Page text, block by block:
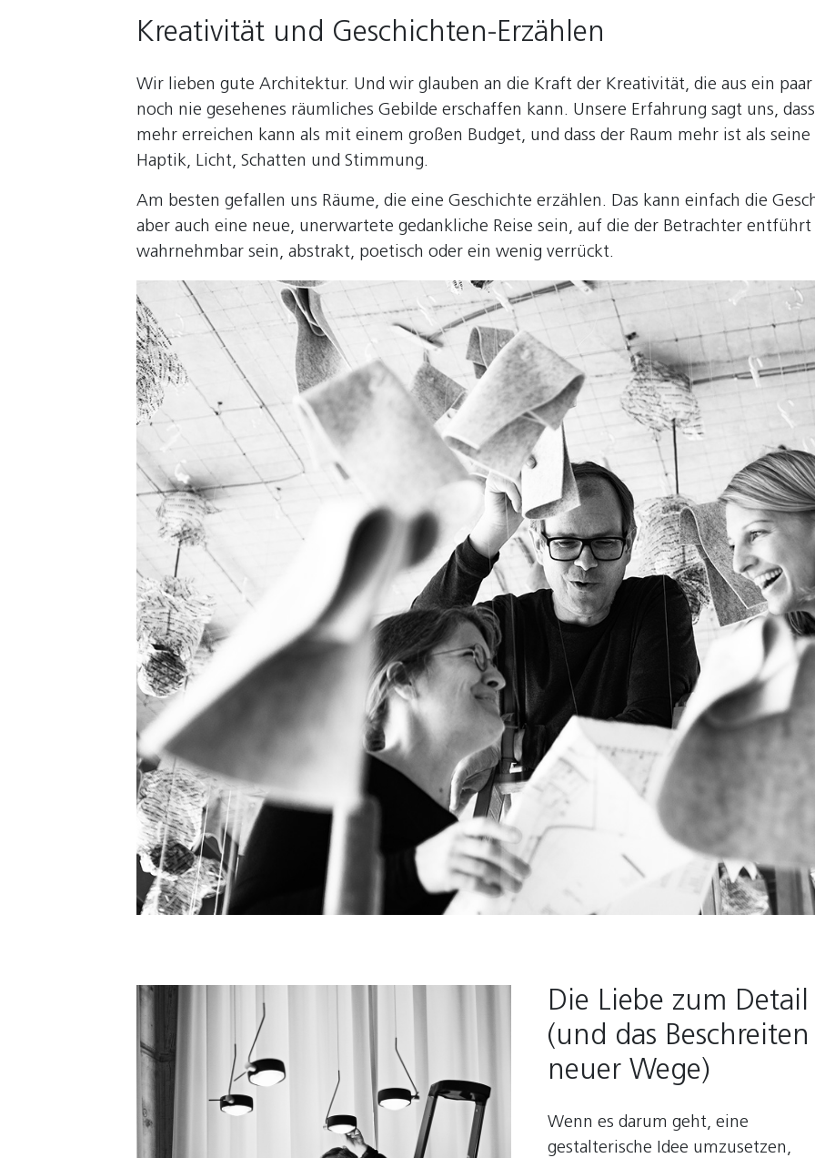
Kreativität und Geschichten-Erzählen
Wir lieben gute Architektur. Und wir glauben an die Kraft der Kreativität, die aus ein
noch nie gesehenes räumliches Gebilde erschaffen kann. Unsere Erfahrung sagt uns,
mehr erreichen kann als mit einem großen Budget, und dass der Raum mehr ist als
Haptik, Licht, Schatten und Stimmung.
Am besten gefallen uns Räume, die eine Geschichte erzählen. Das kann einfach die
aber auch eine neue, unerwartete gedankliche Reise sein, auf die der Betrachter
wahrnehmbar sein, abstrakt, poetisch oder ein wenig verrückt.
Die Liebe zum Detail
(und das Beschreiten
neuer Wege)
Wenn es darum geht, eine
gestalterische Idee umzusetzen,